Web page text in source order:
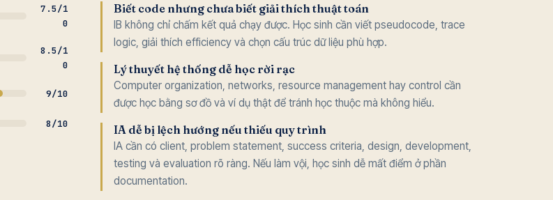
7.5/1
0
8.5/1
0
9/10
8/10
Biết code nhưng chưa biết giải thích thuật toán
IB không chỉ chấm kết quả chạy được. Học sinh cần viết pseudocode, trace
logic, giải thích efficiency và chọn cấu trúc dữ liệu phù hợp.
Lý thuyết hệ thống dễ học rời rạc
Computer organization, networks, resource management hay control cần
được học bằng sơ đồ và ví dụ thật để tránh học thuộc mà không hiểu.
IA dễ bị lệch hướng nếu thiếu quy trình
IA cần có client, problem statement, success criteria, design, development,
testing và evaluation rõ ràng. Nếu làm vội, học sinh dễ mất điểm ở phần
documentation.